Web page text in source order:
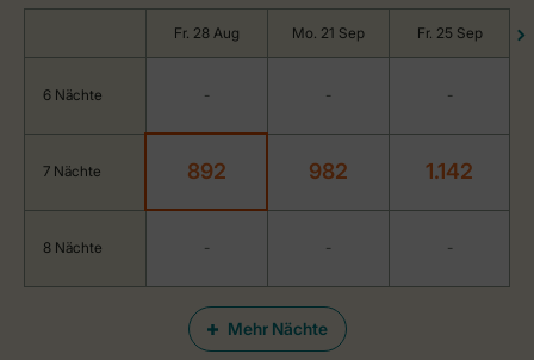
Mehr Nächte
Fr. 28 Aug Mo. 21 Sep Fr. 25 Sep
6 Nächte - - -
7 Nächte 892 982 1.142
8 Nächte - - -